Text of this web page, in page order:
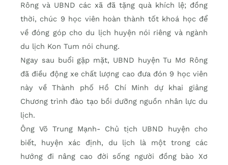
Rông và UBND các xã đã tặng quà khích lệ; đồng
thời, chúc 9 học viên hoàn thành tốt khoá học để
về đóng góp cho du lịch huyện nói riêng và ngành
du lịch Kon Tum nói chung.
Ngay sau buổi gặp mặt, UBND huyện Tu Mơ Rông
đã điều động xe chất lượng cao đưa đón 9 học viên
này về Thành phố Hồ Chí Minh dự khai giảng
Chương trình đào tạo bồi dưỡng nguồn nhân lực du
lịch.
Ông Võ Trung Mạnh- Chủ tịch UBND huyện cho
biết, huyện xác định, du lịch là một trong các
hướng đi nâng cao đời sống người đồng bào Xơ